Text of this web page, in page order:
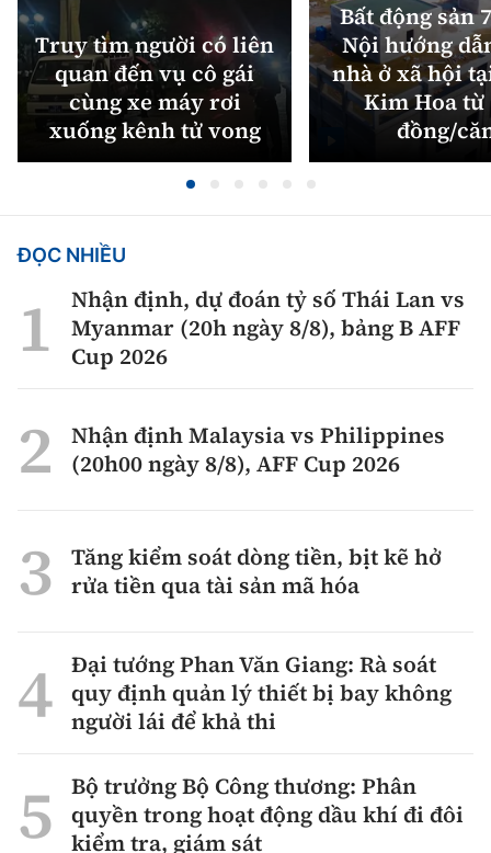
Truy tìm người có liên
quan đến vụ cô gái
cùng xe máy rơi
xuống kênh tử vong
Bất động sản
Nội hướng
nhà ở xã hội
Kim Hoa từ
đồng/
ĐỌC NHIỀU
Nhận định, dự đoán tỷ số Thái Lan vs
Myanmar (20h ngày 8/8), bảng B AFF
Cup 2026
Nhận định Malaysia vs Philippines
(20h00 ngày 8/8), AFF Cup 2026
Tăng kiểm soát dòng tiền, bịt kẽ hở
rửa tiền qua tài sản mã hóa
Đại tướng Phan Văn Giang: Rà soát
quy định quản lý thiết bị bay không
người lái để khả thi
Bộ trưởng Bộ Công thương: Phân
quyền trong hoạt động dầu khí đi đôi
kiểm tra, giám sát